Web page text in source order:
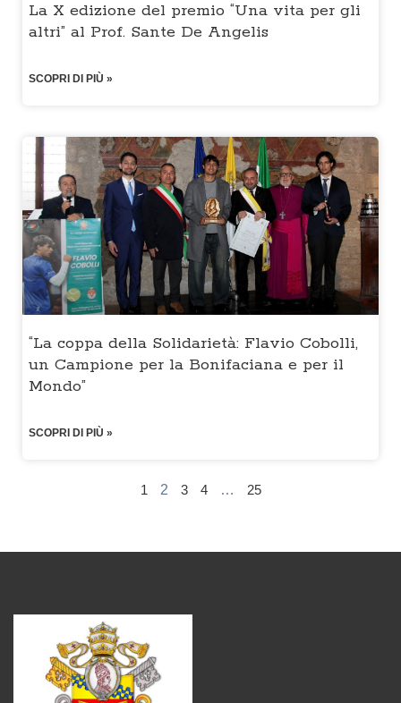
La X edizione del premio “Una vita per gli
altri” al Prof. Sante De Angelis
SCOPRI DI PIÙ »
“La coppa della Solidarietà: Flavio Cobolli,
un Campione per la Bonifaciana e per il
Mondo”
SCOPRI DI PIÙ »
1 2 3 4 … 25